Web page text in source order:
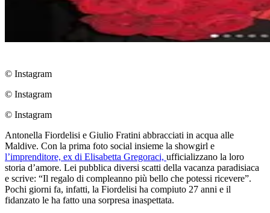
© Instagram
© Instagram
© Instagram
Antonella Fiordelisi e Giulio Fratini abbracciati in acqua alle
Maldive. Con la prima foto social insieme la showgirl e
l’imprenditore, ex di Elisabetta Gregoraci, ufficializzano la loro
storia d’amore. Lei pubblica diversi scatti della vacanza paradisiaca
e scrive: “Il regalo di compleanno più bello che potessi ricevere”.
Pochi giorni fa, infatti, la Fiordelisi ha compiuto 27 anni e il
fidanzato le ha fatto una sorpresa inaspettata.